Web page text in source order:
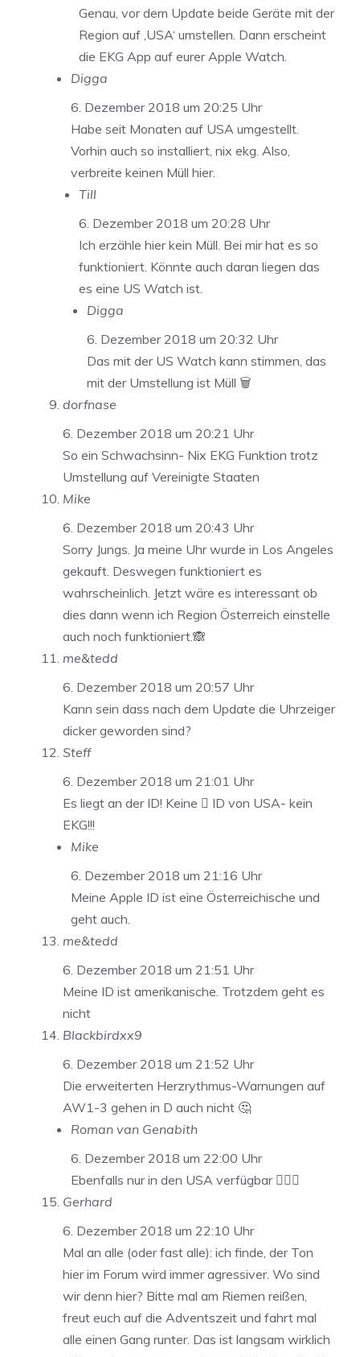
Genau, vor dem Update beide Geräte mit der
Region auf ‚USA‘ umstellen. Dann erscheint
die EKG App auf eurer Apple Watch.
Digga
6. Dezember 2018 um 20:25 Uhr
Habe seit Monaten auf USA umgestellt.
Vorhin auch so installiert, nix ekg. Also,
verbreite keinen Müll hier.
Till
6. Dezember 2018 um 20:28 Uhr
Ich erzähle hier kein Müll. Bei mir hat es so
funktioniert. Könnte auch daran liegen das
es eine US Watch ist.
Digga
6. Dezember 2018 um 20:32 Uhr
Das mit der US Watch kann stimmen, das
mit der Umstellung ist Müll 🗑
dorfnase
6. Dezember 2018 um 20:21 Uhr
So ein Schwachsinn- Nix EKG Funktion trotz
Umstellung auf Vereinigte Staaten
Mike
6. Dezember 2018 um 20:43 Uhr
Sorry Jungs. Ja meine Uhr wurde in Los Angeles
gekauft. Deswegen funktioniert es
wahrscheinlich. Jetzt wäre es interessant ob
dies dann wenn ich Region Österreich einstelle
auch noch funktioniert.🙈
me&tedd
6. Dezember 2018 um 20:57 Uhr
Kann sein dass nach dem Update die Uhrzeiger
dicker geworden sind?
Steff
6. Dezember 2018 um 21:01 Uhr
Es liegt an der ID! Keine  ID von USA- kein
EKG!!!
Mike
6. Dezember 2018 um 21:16 Uhr
Meine Apple ID ist eine Österreichische und
geht auch.
me&tedd
6. Dezember 2018 um 21:51 Uhr
Meine ID ist amerikanische. Trotzdem geht es
nicht
Blackbirdxx9
6. Dezember 2018 um 21:52 Uhr
Die erweiterten Herzrythmus-Warnungen auf
AW1-3 gehen in D auch nicht 🤔
Roman van Genabith
6. Dezember 2018 um 22:00 Uhr
Ebenfalls nur in den USA verfügbar 🤷🏻‍♂️
Gerhard
6. Dezember 2018 um 22:10 Uhr
Mal an alle (oder fast alle): ich finde, der Ton
hier im Forum wird immer agressiver. Wo sind
wir denn hier? Bitte mal am Riemen reißen,
freut euch auf die Adventszeit und fahrt mal
alle einen Gang runter. Das ist langsam wirklich